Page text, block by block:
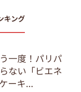
キング
一度！パリパ
ない「ビエネ
ーキ...